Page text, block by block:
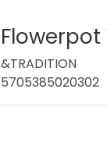
Flowerpot
&TRADITION
5705385020302